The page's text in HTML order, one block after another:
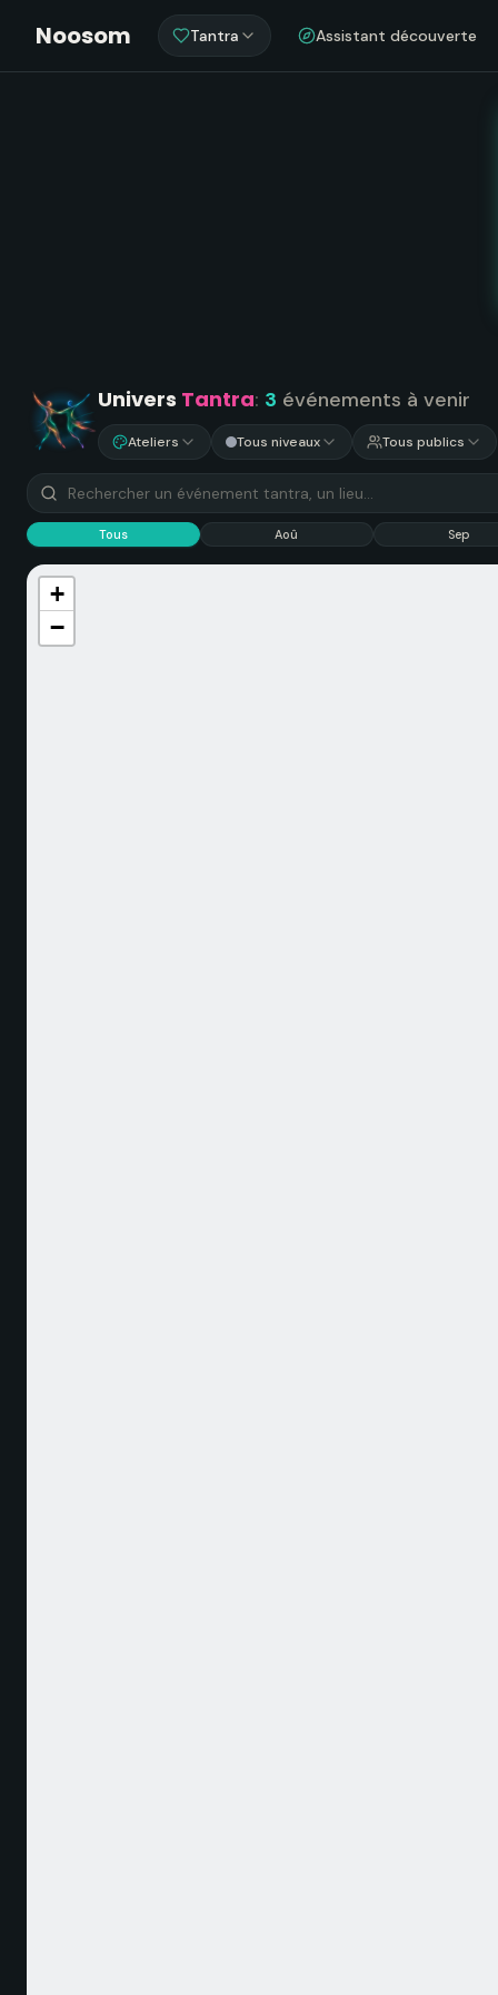
Noosom Tantra Assistant découverte
Univers Tantra: 3 événements à venir
Ateliers Tous niveaux Tous publics
Tous Aoû Sep
+
−